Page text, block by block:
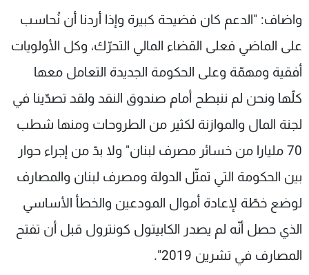
واضاف: "الدعم كان فضيحة كبيرة وإذا أردنا أن نُحاسب
على الماضي فعلى القضاء المالي التحرّك، وكل الأولويات
أفقية ومهمّة وعلى الحكومة الجديدة التعامل معها
كلّها ونحن لم ننبطح أمام صندوق النقد ولقد تصدّينا في
لجنة المال والموازنة لكثير من الطروحات ومنها شطب
70 مليارا من خسائر مصرف لبنان" ولا بدّ من إجراء حوار
بين الحكومة التي تمثّل الدولة ومصرف لبنان والمصارف
لوضع خطّة لإعادة أموال المودعين والخطأ الأساسي
الذي حصل أنّه لم يصدر الكابيتول كونترول قبل أن تفتح
المصارف في تشرين 2019".